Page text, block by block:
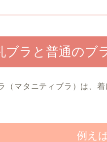
ブラと普通のブ
（マタニティブラ）は、
例え